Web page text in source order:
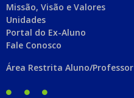
Missão, Visão e Valores
Unidades
Portal do Ex-Aluno
Fale Conosco
Área Restrita Aluno/Professor